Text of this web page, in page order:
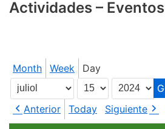
Actividades – Eventos
Month Week Day
Month
Day
Year
Anterior
Today Siguiente